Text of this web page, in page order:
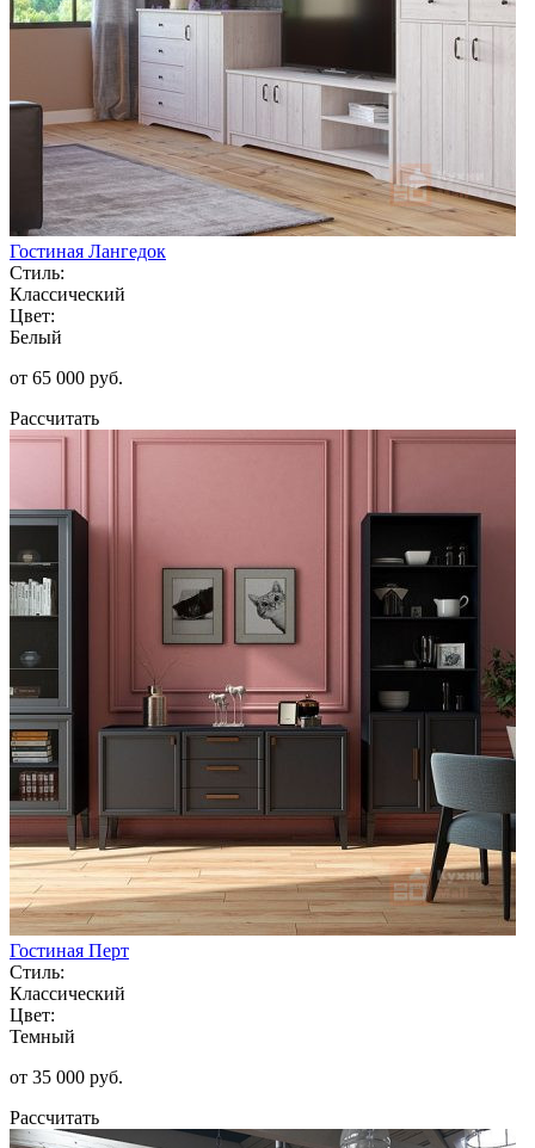
Гостиная Лангедок
Стиль:
Классический
Цвет:
Белый
от 65 000 руб.
Рассчитать
Гостиная Перт
Стиль:
Классический
Цвет:
Темный
от 35 000 руб.
Рассчитать